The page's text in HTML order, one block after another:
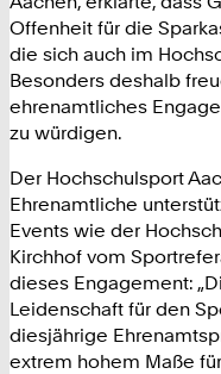
Offenheit für die
die sich auch im
Besonders deshalb
ehrenamtliches
zu würdigen.
Der Hochschulsport
Ehrenamtliche
Events wie der
Kirchhof vom
dieses Engagement:
Leidenschaft für den
diesjährige
extrem hohem Maße